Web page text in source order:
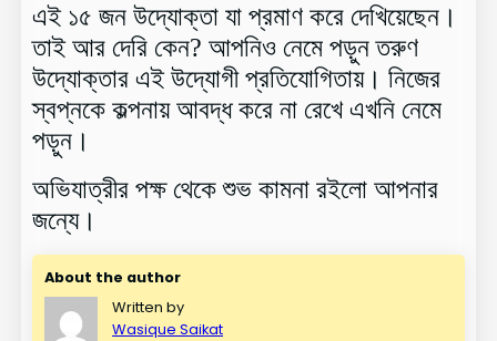
এই ১৫ জন উদ্যোক্তা যা প্রমাণ করে দেখিয়েছেন।
তাই আর দেরি কেন? আপনিও নেমে পড়ুন তরুণ
উদ্যোক্তার এই উদ্যোগী প্রতিযোগিতায়। নিজের
স্বপ্নকে কল্পনায় আবদ্ধ করে না রেখে এখনি নেমে
পড়ুন ।
অভিযাত্রীর পক্ষ থেকে শুভ কামনা রইলো আপনার
জন্যে।
About the author
Written by
Wasique Saikat